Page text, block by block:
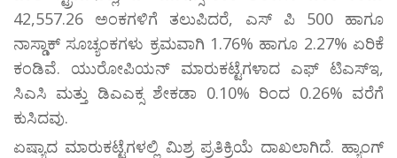
42,557.26 ಅಂಕಗಳಿಗೆ ತಲುಪಿದರೆ, ಎಸ್ ಪಿ 500 ಹಾಗೂ
ನಾಸ್ಡಾಕ್ ಸೂಚ್ಯಂಕಗಳು ಕ್ರಮವಾಗಿ 1.76% ಹಾಗೂ 2.27% ಏರಿಕೆ
ಕಂಡಿವೆ. ಯುರೋಪಿಯನ್ ಮಾರುಕಟ್ಟೆಗಳಾದ ಎಫ್ ಟಿಎಸ್ಇ,
ಸಿಎಸಿ ಮತ್ತು ಡಿಎಎಕ್ಸ ಶೇಕಡಾ 0.10% ರಿಂದ 0.26% ವರೆಗೆ
ಕುಸಿದವು.
ಏಷ್ಯಾದ ಮಾರುಕಟ್ಟೆಗಳಲ್ಲಿ ಮಿಶ್ರ ಪ್ರತಿಕ್ರಿಯೆ ದಾಖಲಾಗಿದೆ. ಹ್ಯಾಂಗ್